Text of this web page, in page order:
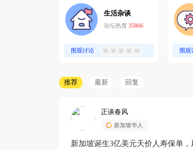
生活杂谈
论坛热度 35866
围观讨论 围观
推荐 最新 回复
正谈春风
新加坡华人
新加坡诞生3亿美元天价人寿保单